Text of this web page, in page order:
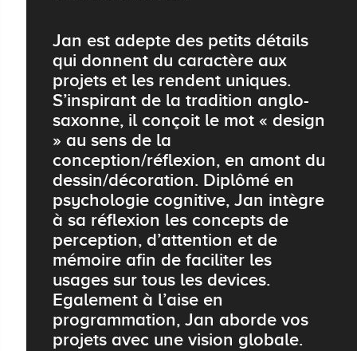
Jan est adepte des petits détails
qui donnent du caractère aux
projets et les rendent uniques.
S’inspirant de la tradition anglo-
saxonne, il conçoit le mot « design
» au sens de la
conception/réflexion, en amont du
dessin/décoration. Diplômé en
psychologie cognitive, Jan intègre
à sa réflexion les concepts de
perception, d’attention et de
mémoire afin de faciliter les
usages sur tous les devices.
Egalement à l’aise en
programmation, Jan aborde vos
projets avec une vision globale.